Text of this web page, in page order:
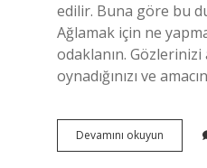
edilir. Buna göre bu
Ağlamak için ne
odaklanın.
oynadığınızı ve
Devamını okuyun
Bir